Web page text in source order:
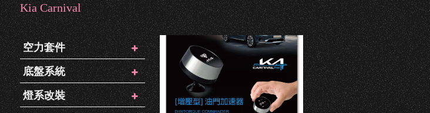
Kia Carnival
空力套件
底盤系統
燈系改裝